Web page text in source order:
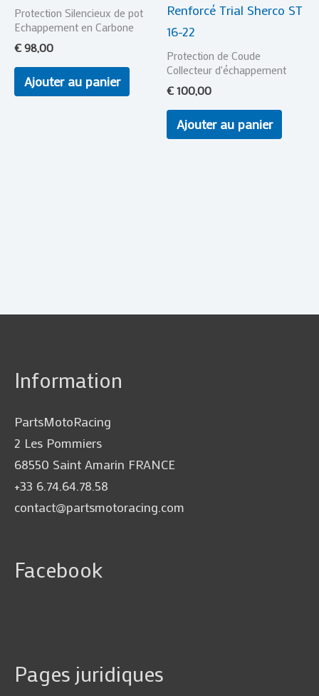
Protection Silencieux de pot
Echappement en Carbone
€98,00
Ajouter au panier
Renforcé Trial Sherco ST
16-22
Protection de Coude
Collecteur d'échappement
€100,00
Ajouter au panier
Information
PartsMotoRacing
2 Les Pommiers
68550 Saint Amarin FRANCE
+33 6.74.64.78.58
contact@partsmotoracing.com
Facebook
Pages juridiques